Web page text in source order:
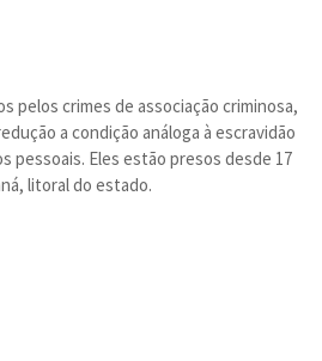
pelos crimes de associação criminosa,
a condição análoga à escravidão
pessoais. Eles estão presos desde 17
litoral do estado.